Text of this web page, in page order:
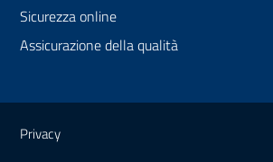
Sicurezza online
Assicurazione della qualità
Link e informazioni utili
Privacy